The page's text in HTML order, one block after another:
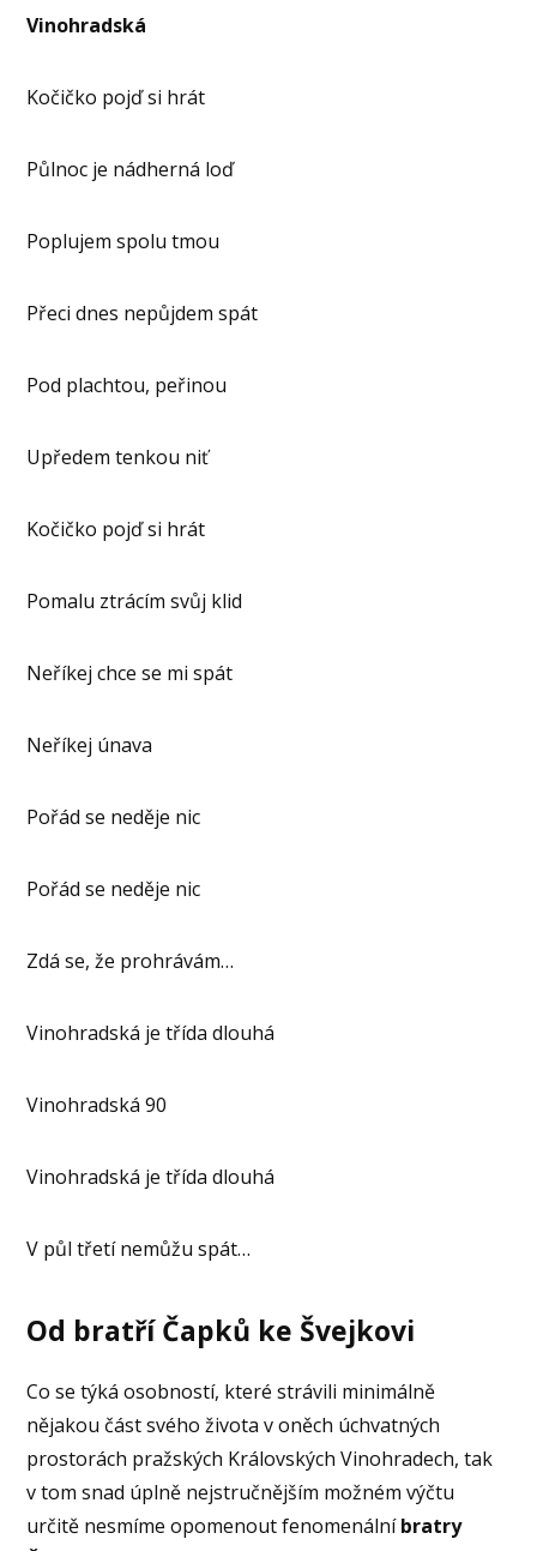
Vinohradská
Kočičko pojď si hrát
Půlnoc je nádherná loď
Poplujem spolu tmou
Přeci dnes nepůjdem spát
Pod plachtou, peřinou
Upředem tenkou niť
Kočičko pojď si hrát
Pomalu ztrácím svůj klid
Neříkej chce se mi spát
Neříkej únava
Pořád se neděje nic
Pořád se neděje nic
Zdá se, že prohrávám…
Vinohradská je třída dlouhá
Vinohradská 90
Vinohradská je třída dlouhá
V půl třetí nemůžu spát…
Od bratří Čapků ke Švejkovi
Co se týká osobností, které strávili minimálně
nějakou část svého života v oněch úchvatných
prostorách pražských Královských Vinohradech, tak
v tom snad úplně nejstručnějším možném výčtu
určitě nesmíme opomenout fenomenálníbratry